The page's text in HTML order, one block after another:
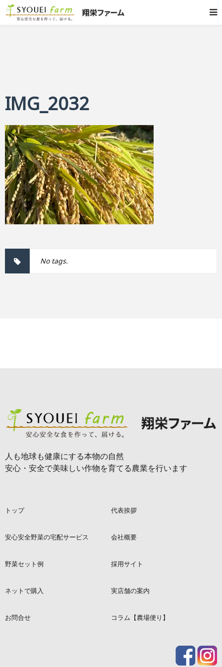
IMG_2032
No tags.
人も地球も健康にする本物の自然
安心・安全で美味しい作物を育てる農業を行います
トップ 代表挨拶
安心安全野菜の宅配サービス 会社概要
野菜セット例 採用サイト
ネットで購入 実店舗の案内
お問合せ コラム【農場便り】